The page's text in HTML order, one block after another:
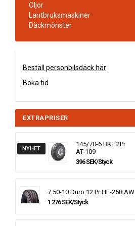
Oljor
Lantbruksmaskiner
Däckmönster
Beställ personbilsdäck här
Boka tid
EXTRAPRISER
NYHET
145/70-6 BKT 2Pr
AT-109
396 SEK/Styck
7.50-10 Duro 12 Pr HF-258 AW
1 276 SEK/Styck